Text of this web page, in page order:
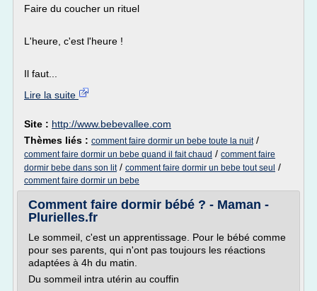
Faire du coucher un rituel
L'heure, c'est l'heure !
Il faut...
Lire la suite
Site : http://www.bebevallee.com
Thèmes liés : comment faire dormir un bebe toute la nuit/
comment faire dormir un bebe quand il fait chaud / comment faire
dormir bebe dans son lit/ comment faire dormir un bebe tout seul /
comment faire dormir un bebe
Comment faire dormir bébé ? - Maman -
Plurielles.fr
Le sommeil, c'est un apprentissage. Pour le bébé comme
pour ses parents, qui n'ont pas toujours les réactions
adaptées à 4h du matin.
Du sommeil intra utérin au couffin